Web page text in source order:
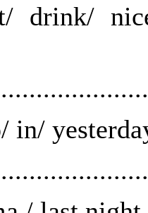
drink/
in/